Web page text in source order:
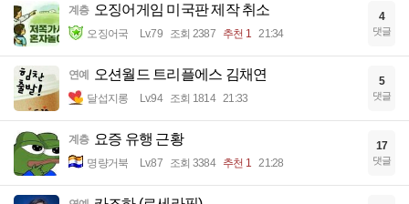
계층 오징어게임 미국판 제작 취소
오징어국 Lv.79 조회 2387 추천 1 21:34
4
댓글
연예 오션월드 트리플에스 김채연
달섭지롱 Lv.94 조회 1814 21:33
5
댓글
계층 요증 유행 근황
명량거북 Lv.87 조회 3384 추천 1 21:28
17
댓글